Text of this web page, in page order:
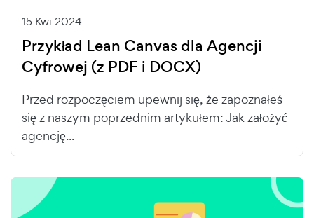
15 Kwi 2024
Przykład Lean Canvas dla Agencji
Cyfrowej (z PDF i DOCX)
Przed rozpoczęciem upewnij się, że zapoznałeś
się z naszym poprzednim artykułem: Jak założyć
agencję...